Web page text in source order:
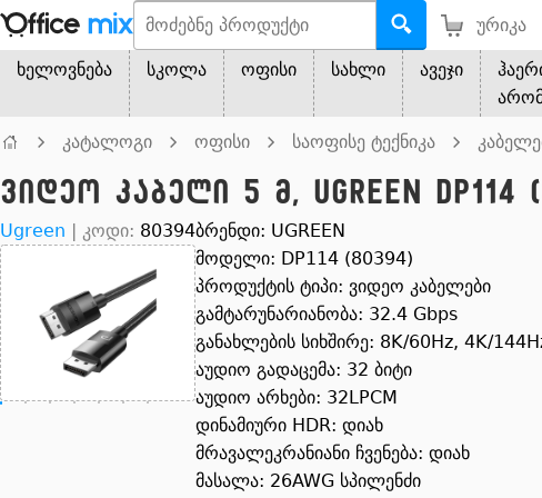
ურიკა
ხელოვნება სკოლა ოფისი სახლი ავეჯი
კატალოგი ოფისი საოფისე ტექნიკა
ვიდეო კაბელი 5 მ, UGREEN
Ugreen | კოდი: 80394ბრენდი: UGREEN
მოდელი: DP114 (80394)
პროდუქტის ტიპი: ვიდეო კაბელები
გამტარუნარიანობა: 32.4 Gbps
განახლების სიხშირე: 8K/60Hz, 4K/
აუდიო გადაცემა: 32 ბიტი
აუდიო არხები: 32LPCM
დინამიური HDR: დიახ
მრავალეკრანიანი ჩვენება: დიახ
მასალა: 26AWG სპილენძი